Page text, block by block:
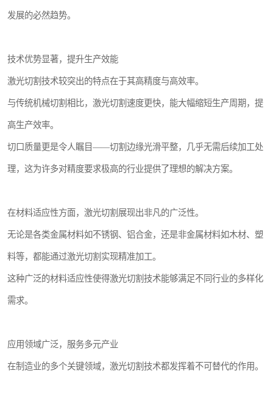
发展的必然趋势。
技术优势显著，提升生产效能
激光切割技术较突出的特点在于其高精度与高效率。
与传统机械切割相比，激光切割速度更快，能大幅缩短生产周期，提
高生产效率。
切口质量更是令人瞩目——切割边缘光滑平整，几乎无需后续加工处
理，这为许多对精度要求极高的行业提供了理想的解决方案。
在材料适应性方面，激光切割展现出非凡的广泛性。
无论是各类金属材料如不锈钢、铝合金，还是非金属材料如木材、塑
料等，都能通过激光切割实现精准加工。
这种广泛的材料适应性使得激光切割技术能够满足不同行业的多样化
需求。
应用领域广泛，服务多元产业
在制造业的多个关键领域，激光切割技术都发挥着不可替代的作用。